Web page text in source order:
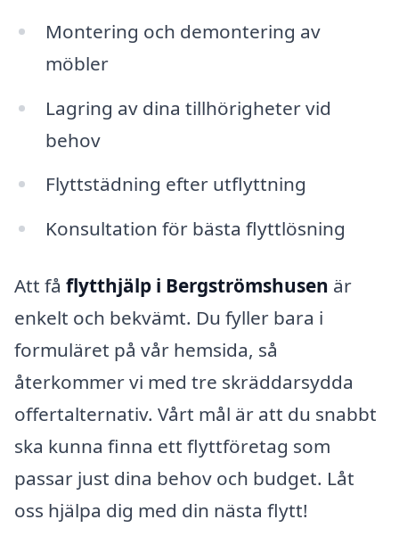
Montering och demontering av
möbler
Lagring av dina tillhörigheter vid
behov
Flyttstädning efter utflyttning
Konsultation för bästa flyttlösning
Att få flytthjälp i Bergströmshusen är
enkelt och bekvämt. Du fyller bara i
formuläret på vår hemsida, så
återkommer vi med tre skräddarsydda
offertalternativ. Vårt mål är att du snabbt
ska kunna finna ett flyttföretag som
passar just dina behov och budget. Låt
oss hjälpa dig med din nästa flytt!